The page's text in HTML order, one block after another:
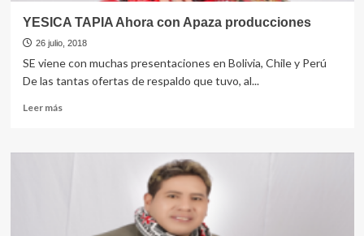
YESICA TAPIA Ahora con Apaza producciones
26 julio, 2018
SE viene con muchas presentaciones en Bolivia, Chile y Perú
De las tantas ofertas de respaldo que tuvo, al...
Leer másLeer
YESICA
producciones